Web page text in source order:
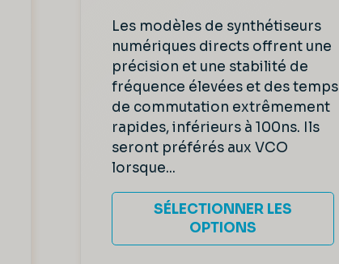
Les modèles de synthétiseurs
numériques directs offrent une
précision et une stabilité de
fréquence élevées et des temps
de commutation extrêmement
rapides, inférieurs à 100ns. Ils
seront préférés aux VCO
lorsque...
SÉLECTIONNER LES
OPTIONS